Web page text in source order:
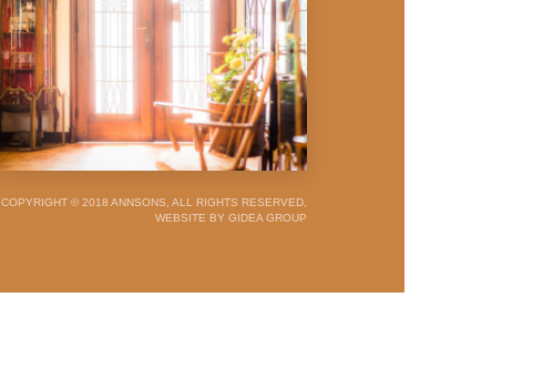
COPYRIGHT © 2018 ANNSONS, ALL RIGHTS RESERVED,
WEBSITE BY GIDEA GROUP